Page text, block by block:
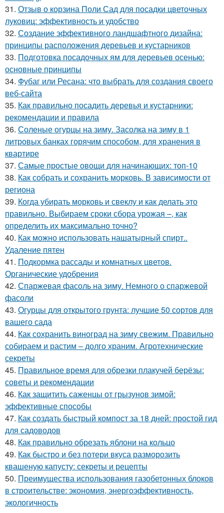
31. Отзыв о корзина Поли Сад для посадки цветочных
луковиц: эффективность и удобство
32. Создание эффективного ландшафтного дизайна:
принципы расположения деревьев и кустарников
33. Подготовка посадочных ям для деревьев осенью:
основные принципы
34. Фубаг или Ресана: что выбрать для создания своего
веб-сайта
35. Как правильно посадить деревья и кустарники:
рекомендации и правила
36. Соленые огурцы на зиму. Засолка на зиму в 1
литровых банках горячим способом, для хранения в
квартире
37. Самые простые овощи для начинающих: топ-10
38. Как собрать и сохранить морковь. В зависимости от
региона
39. Когда убирать морковь и свеклу и как делать это
правильно. Выбираем сроки сбора урожая –, как
определить их максимально точно?
40. Как можно использовать нашатырный спирт..
Удаление пятен
41. Подкормка рассады и комнатных цветов.
Органические удобрения
42. Спаржевая фасоль на зиму. Немного о спаржевой
фасоли
43. Огурцы для открытого грунта: лучшие 50 сортов для
вашего сада
44. Как сохранить виноград на зиму свежим. Правильно
собираем и растим – долго храним. Агротехнические
секреты
45. Правильное время для обрезки плакучей берёзы:
советы и рекомендации
46. Как защитить саженцы от грызунов зимой:
эффективные способы
47. Как создать быстрый компост за 18 дней: простой гид
для садоводов
48. Как правильно обрезать яблони на кольцо
49. Как быстро и без потери вкуса разморозить
квашеную капусту: секреты и рецепты
50. Преимущества использования газобетонных блоков
в строительстве: экономия, энергоэффективность,
экологичность